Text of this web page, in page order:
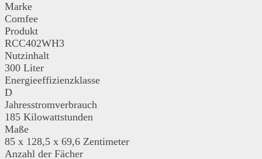
Marke
Comfee
Produkt
RCC402WH3
Nutzinhalt
300 Liter
Energieeffizienzklasse
D
Jahresstromverbrauch
185 Kilowattstunden
Maße
85 x 128,5 x 69,6 Zentimeter
Anzahl der Fächer